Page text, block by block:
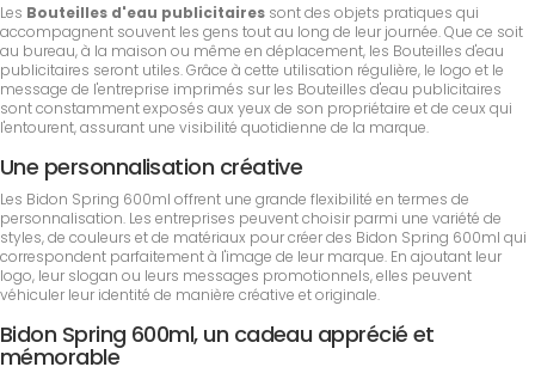
Les Bouteilles d'eau publicitaires sont des objets pratiques qui
accompagnent souvent les gens tout au long de leur journée. Que ce soit
au bureau, à la maison ou même en déplacement, les Bouteilles d'eau
publicitaires seront utiles. Grâce à cette utilisation régulière, le logo et le
message de l'entreprise imprimés sur les Bouteilles d'eau publicitaires
sont constamment exposés aux yeux de son propriétaire et de ceux qui
l'entourent, assurant une visibilité quotidienne de la marque.
Une personnalisation créative
Les Bidon Spring 600ml offrent une grande flexibilité en termes de
personnalisation. Les entreprises peuvent choisir parmi une variété de
styles, de couleurs et de matériaux pour créer des Bidon Spring 600ml qui
correspondent parfaitement à l'image de leur marque. En ajoutant leur
logo, leur slogan ou leurs messages promotionnels, elles peuvent
véhiculer leur identité de manière créative et originale.
Bidon Spring 600ml, un cadeau apprécié et
mémorable